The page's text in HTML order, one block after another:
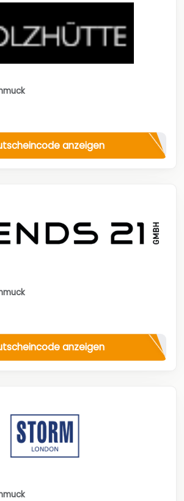
anzeigen
anzeigen